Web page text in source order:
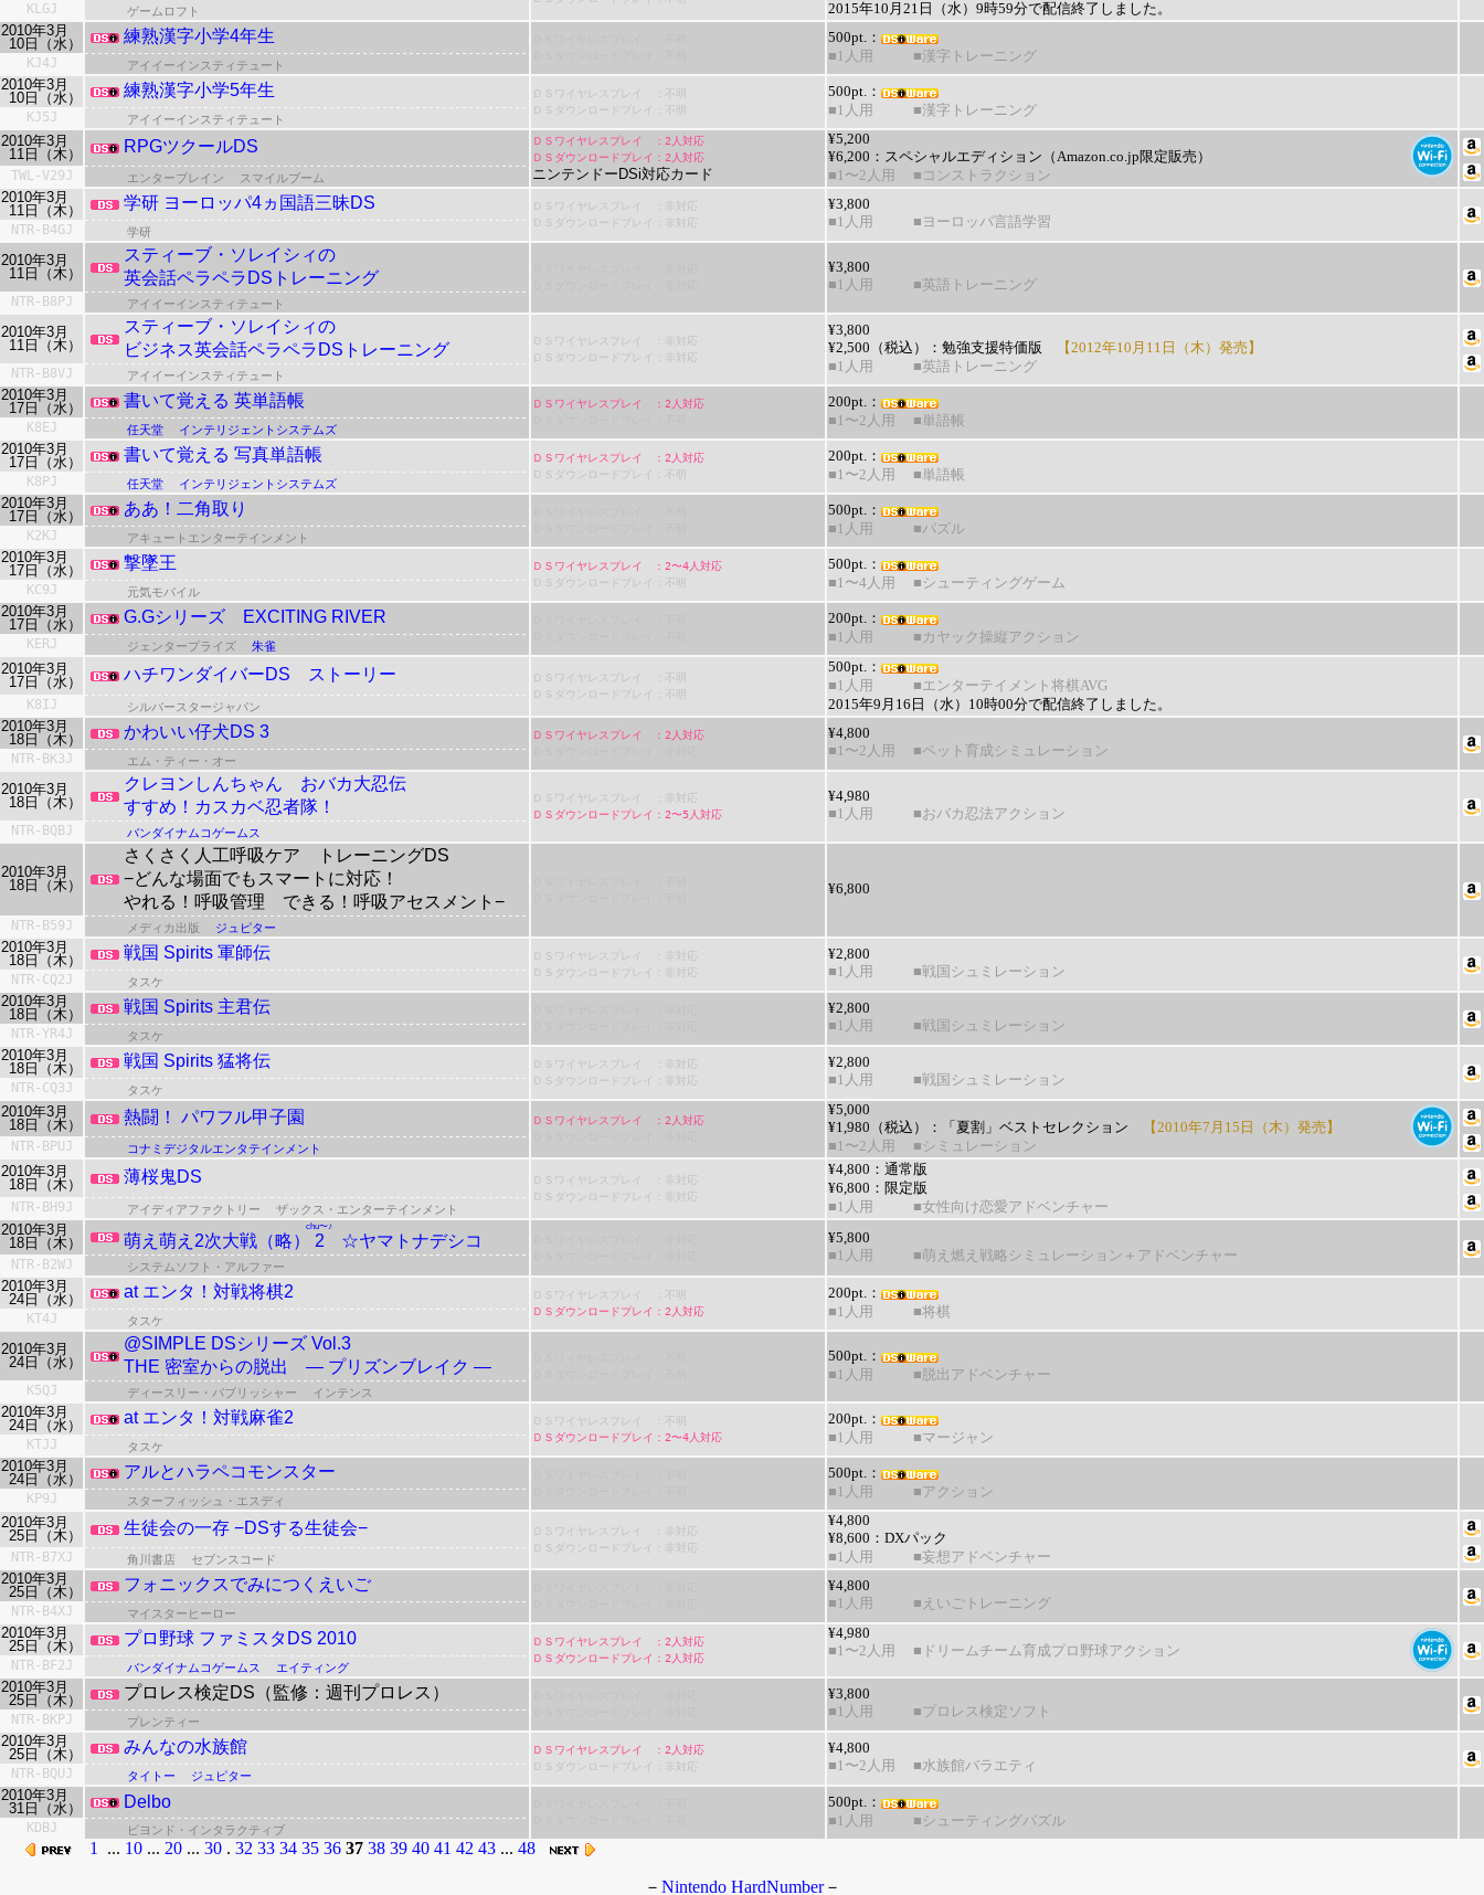
2015年10月21日（水）9時59分で配信終了しました。
KLGJ ゲームロフト
2010年3月
10日（水）
練熟漢字小学4年生
500pt.：
■1人用
■漢字トレーニング
KJ4J アイイーインスティテュート
2010年3月
10日（水）
練熟漢字小学5年生
ＤＳワイヤレスプレイ ：不明
ＤＳダウンロードプレイ：不明
500pt.：
■1人用
■漢字トレーニング
KJ5J アイイーインスティテュート
2010年3月
11日（木）
RPGツクールDS
ＤＳワイヤレスプレイ ：2人対応
ＤＳダウンロードプレイ：2人対応
ニンテンドーDSi対応カード
¥5,200
¥6,200： スペシャルエディション（Amazon.co.jp限定販売）
■1〜2人用
■コンストラクション
TWL-V29J エンターブレイン スマイルブーム
2010年3月
11日（木）
学研 ヨーロッパ4ヵ国語三昧DS
ＤＳワイヤレスプレイ ：非対応
ＤＳダウンロードプレイ：非対応
¥3,800
■1人用
■ヨーロッパ言語学習
NTR-B4GJ 学研
2010年3月
11日（木）
スティーブ・ソレイシィの
英会話ペラペラDSトレーニング
¥3,800
■1人用
■英語トレーニング
NTR-B8PJ
アイイーインスティテュート
2010年3月
11日（木）
スティーブ・ソレイシィの
ビジネス英会話ペラペラDSトレーニング
ＤＳワイヤレスプレイ ：非対応
ＤＳダウンロードプレイ：非対応
¥3,800
¥2,500（税込）： 勉強支援特価版 【2012年10月11日（木）発売】
■1人用
■英語トレーニング
NTR-B8VJ アイイーインスティテュート
2010年3月
17日（水）
書いて覚える 英単語帳
ＤＳワイヤレスプレイ ：2人対応
200pt.：
■1〜2人用
■単語帳
K8EJ 任天堂 インテリジェントシステムズ
2010年3月
17日（水）
書いて覚える 写真単語帳
ＤＳワイヤレスプレイ ：2人対応
ＤＳダウンロードプレイ：不明
200pt.：
■1〜2人用
■単語帳
K8PJ 任天堂 インテリジェントシステムズ
2010年3月
17日（水）
ああ！二角取り
500pt.：
■1人用
■パズル
K2KJ アキュートエンターテインメント
2010年3月
17日（水）
撃墜王
ＤＳワイヤレスプレイ ：2〜4人対応
ＤＳダウンロードプレイ：不明
500pt.：
■1〜4人用
■シューティングゲーム
KC9J 元気モバイル
2010年3月
17日（水）
G.Gシリーズ EXCITING RIVER
200pt.：
■1人用
■カヤック操縦アクション
KERJ ジェンタープライズ 朱雀
2010年3月
17日（水）
ハチワンダイバーDS ストーリー
ＤＳワイヤレスプレイ ：不明
ＤＳダウンロードプレイ：不明
500pt.：
■1人用
■エンターテイメント将棋AVG
2015年9月16日（水）10時00分で配信終了しました。
K8IJ シルバースタージャパン
2010年3月
18日（木）
かわいい仔犬DS 3
ＤＳワイヤレスプレイ ：2人対応
¥4,800
■1〜2人用
■ペット育成シミュレーション
NTR-BK3J エム・ティー・オー
2010年3月
18日（木）
クレヨンしんちゃん
おバカ大忍伝
すすめ！カスカベ忍者隊！
ＤＳワイヤレスプレイ ：非対応
ＤＳダウンロードプレイ：2〜5人対応
¥4,980
■1人用
■おバカ忍法アクション
NTR-BQBJ
バンダイナムコゲームス
2010年3月
18日（木）
さくさく人工呼吸ケア トレーニングDS
−どんな場面でもスマートに対応！
やれる！呼吸管理 できる！呼吸アセスメント−
¥6,800
NTR-B59J メディカ出版 ジュピター
2010年3月
18日（木）
戦国 Spirits 軍師伝
ＤＳワイヤレスプレイ ：非対応
ＤＳダウンロードプレイ：非対応
¥2,800
■1人用
■戦国シュミレーション
NTR-CQ2J タスケ
2010年3月
18日（木）
戦国 Spirits 主君伝
¥2,800
■1人用
■戦国シュミレーション
NTR-YR4J タスケ
2010年3月
18日（木）
戦国 Spirits 猛将伝
ＤＳワイヤレスプレイ ：非対応
ＤＳダウンロードプレイ：非対応
¥2,800
■1人用
■戦国シュミレーション
NTR-CQ3J タスケ
2010年3月
18日（木）
熱闘！ パワフル甲子園
ＤＳワイヤレスプレイ ：2人対応
¥5,000
¥1,980（税込）：
「夏割」ベストセレクション 【2010年7月15日（木）発売】
■1〜2人用
■シミュレーション
NTR-BPUJ コナミデジタルエンタテインメント
2010年3月
18日（木）
薄桜鬼DS
ＤＳワイヤレスプレイ ：非対応
ＤＳダウンロードプレイ：非対応
¥4,800：通常版
¥6,800： 限定版
■1人用
■女性向け恋愛アドベンチャー
NTR-BH9J アイディアファクトリー ザックス・エンターテインメント
2010年3月
18日（木）
萌え萌え2次大戦（略） 2
chu〜♪
☆ヤマトナデシコ
¥5,800
■1人用
■萌え燃え戦略シミュレーション＋アドベンチャー
NTR-B2WJ システムソフト・アルファー
2010年3月
24日（水）
at エンタ！対戦将棋2
ＤＳワイヤレスプレイ ：不明
ＤＳダウンロードプレイ：2人対応
200pt.：
■1人用
■将棋
KT4J タスケ
2010年3月
24日（水）
@SIMPLE DSシリーズ Vol.3
THE 密室からの脱出 ― プリズンブレイク ―
500pt.：
■1人用
■脱出アドベンチャー
K5QJ
ディースリー・パブリッシャー インテンス
2010年3月
24日（水）
at エンタ！対戦麻雀2
ＤＳワイヤレスプレイ ：不明
ＤＳダウンロードプレイ：2〜4人対応
200pt.：
■1人用
■マージャン
KTJJ タスケ
2010年3月
24日（水）
アルとハラペコモンスター
500pt.：
■1人用
■アクション
KP9J スターフィッシュ・エスディ
2010年3月
25日（木）
生徒会の一存 −DSする生徒会−
ＤＳワイヤレスプレイ ：非対応
ＤＳダウンロードプレイ：非対応
¥4,800
¥8,600：DXパック
■1人用
■妄想アドベンチャー
NTR-B7XJ 角川書店 セブンスコード
2010年3月
25日（木）
フォニックスでみにつくえいご
¥4,800
■1人用
■えいごトレーニング
NTR-B4XJ マイスターヒーロー
2010年3月
25日（木）
プロ野球 ファミスタDS 2010
ＤＳワイヤレスプレイ ：2人対応
ＤＳダウンロードプレイ：2人対応
¥4,980
■1〜2人用
■ドリームチーム育成プロ野球アクション
NTR-BF2J
バンダイナムコゲームス エイティング
2010年3月
25日（木）
プロレス検定DS（監修：週刊プロレス）
¥3,800
■1人用
■プロレス検定ソフト
NTR-BKPJ プレンティー
2010年3月
25日（木）
みんなの水族館
ＤＳワイヤレスプレイ ：2人対応
ＤＳダウンロードプレイ：非対応
¥4,800
■1〜2人用
■水族館バラエティ
NTR-BQUJ タイトー ジュピター
2010年3月
31日（水）
Delbo
500pt.：
■1人用
■シューティングパズル
KDBJ ビヨンド・インタラクティブ
1 ... 10 ... 20 ... 30 . 32 33 34 35 36 37 38 39 40 41 42 43 ... 48
－ Nintendo HardNumber－